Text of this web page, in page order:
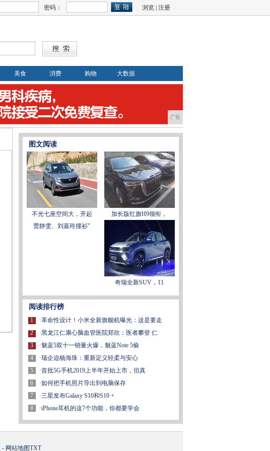
密码： 浏览 注册
美食 消费 购物 大数据
广告
图文阅读
不光七座空间大，开起
加长版红旗H9领衔，
贾静雯、刘嘉玲撞衫"
奇瑞全新SUV，11
阅读排行榜
1
2
3
4
5
6
7
8
·革命性设计！小米全新旗舰机曝光：这是要走
·黑龙江仁康心脑血管医院郑欣：医者攀登 仁
·魅蓝5双十一销量火爆，魅蓝Note 5偷
·瑞企迩杨海珠：重新定义轻柔与安心
·首批5G手机2019上半年开始上市，但真
·如何把手机照片导出到电脑保存
·三星发布Galaxy S10和S10 +
·iPhone耳机的这7个功能，你都要学会
- 网站地图TXT